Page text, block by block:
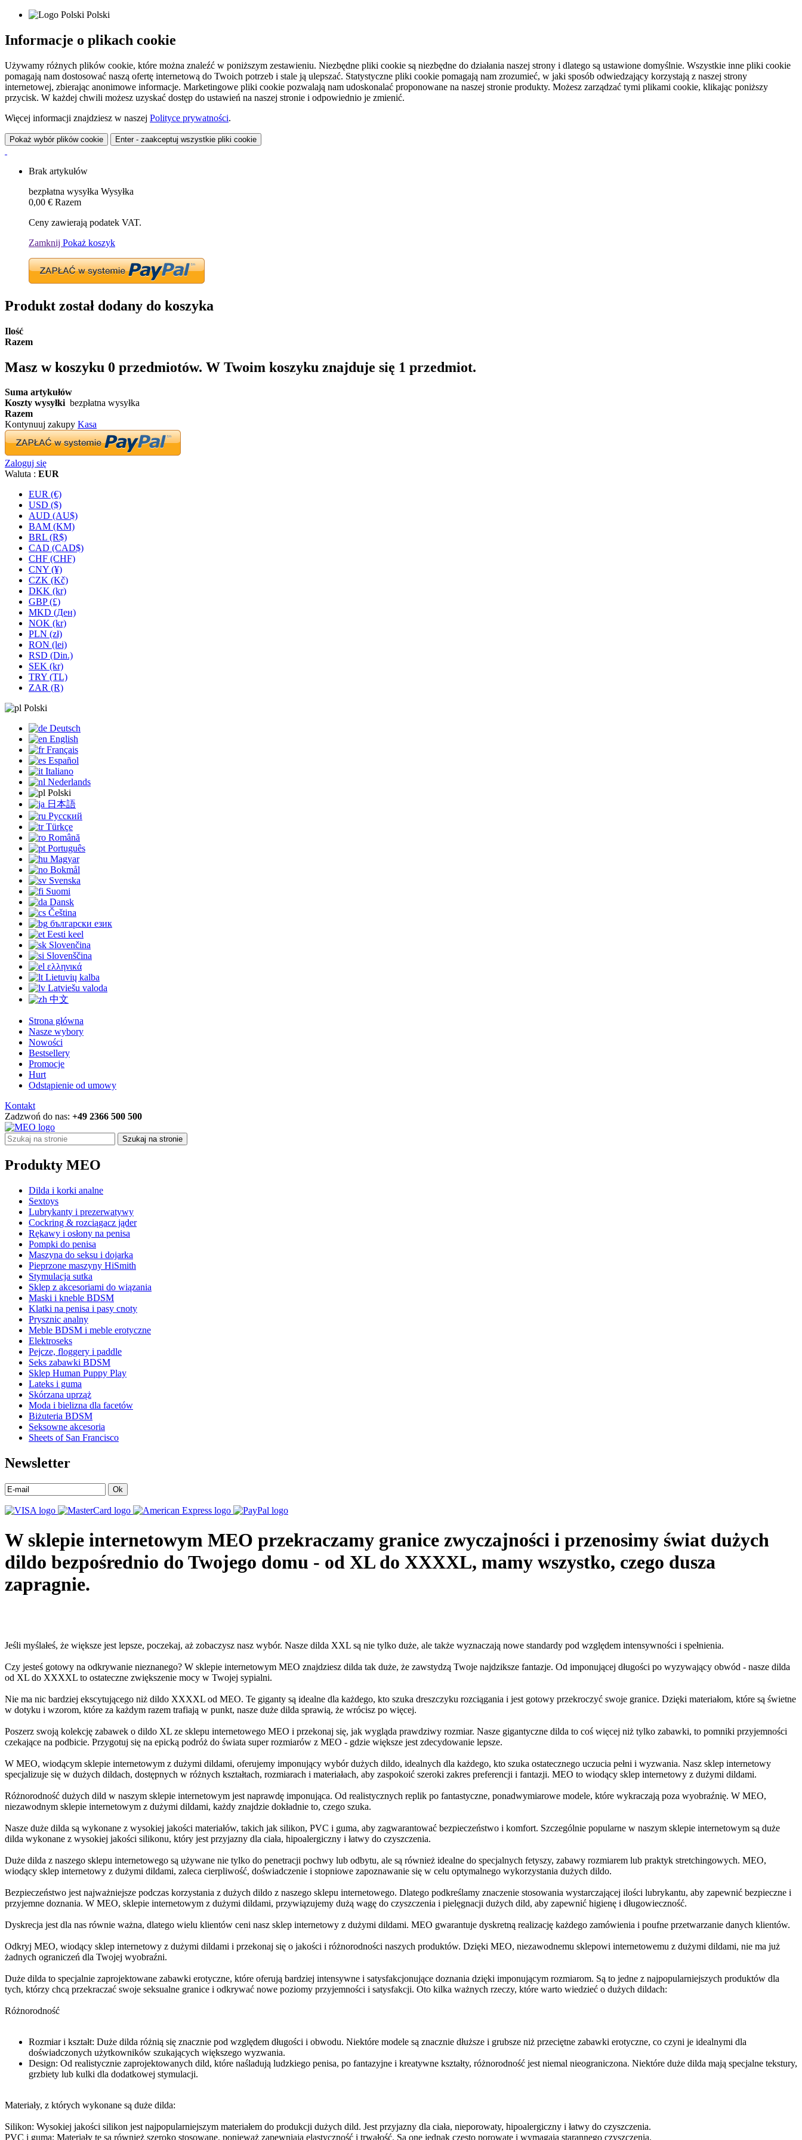
Polski
Informacje o plikach cookie
Używamy różnych plików cookie, które można znaleźć w poniższym zestawieniu. Niezbędne pliki cookie są niezbędne do działania naszej strony i dlatego są ustawione domyślnie. Wszystkie inne pliki cookie
pomagają nam dostosować naszą ofertę internetową do Twoich potrzeb i stale ją ulepszać. Statystyczne pliki cookie pomagają nam zrozumieć, w jaki sposób odwiedzający korzystają z naszej strony
internetowej, zbierając anonimowe informacje. Marketingowe pliki cookie pozwalają nam udoskonalać proponowane na naszej stronie produkty. Możesz zarządzać tymi plikami cookie, klikając poniższy
przycisk. W każdej chwili możesz uzyskać dostęp do ustawień na naszej stronie i odpowiednio je zmienić.
Więcej informacji znajdziesz w naszej Polityce prywatności.
Pokaż wybór plików cookie Enter - zaakceptuj wszystkie pliki cookie
Brak artykułów
bezpłatna wysyłka Wysyłka
0,00 € Razem
Ceny zawierają podatek VAT.
Zamknij Pokaż koszyk
Produkt został dodany do koszyka
Ilość
Razem
Masz w koszyku 0 przedmiotów. W Twoim koszyku znajduje się 1 przedmiot.
Suma artykułów
Koszty wysyłki bezpłatna wysyłka
Razem
Kontynuuj zakupy Kasa
Zaloguj się
Waluta : EUR
EUR (€)
USD ($)
AUD (AU$)
BAM (KM)
BRL (R$)
CAD (CAD$)
CHF (CHF)
CNY (¥)
CZK (Kč)
DKK (kr)
GBP (£)
MKD (Ден)
NOK (kr)
PLN (zł)
RON (lei)
RSD (Din.)
SEK (kr)
TRY (TL)
ZAR (R)
Polski
Deutsch
English
Français
Español
Italiano
Nederlands
Polski
日本語
Русский
Türkçe
Română
Português
Magyar
Bokmål
Svenska
Suomi
Dansk
Čeština
български език
Eesti keel
Slovenčina
Slovenščina
ελληνικά
Lietuvių kalba
Latviešu valoda
中文
Strona główna
Nasze wybory
Nowości
Bestsellery
Promocje
Hurt
Odstąpienie od umowy
Kontakt
Zadzwoń do nas: +49 2366 500 500
Szukaj na stronie
Produkty MEO
Dilda i korki analne
Sextoys
Lubrykanty i prezerwatywy
Cockring & rozciągacz jąder
Rękawy i osłony na penisa
Pompki do penisa
Maszyna do seksu i dojarka
Pieprzone maszyny HiSmith
Stymulacja sutka
Sklep z akcesoriami do wiązania
Maski i kneble BDSM
Klatki na penisa i pasy cnoty
Prysznic analny
Meble BDSM i meble erotyczne
Elektroseks
Pejcze, floggery i paddle
Seks zabawki BDSM
Sklep Human Puppy Play
Lateks i guma
Skórzana uprząż
Moda i bielizna dla facetów
Biżuteria BDSM
Seksowne akcesoria
Sheets of San Francisco
Newsletter
Ok
W sklepie internetowym MEO przekraczamy granice zwyczajności i przenosimy świat dużych
dildo bezpośrednio do Twojego domu - od XL do XXXXL, mamy wszystko, czego dusza
zapragnie.
Jeśli myślałeś, że większe jest lepsze, poczekaj, aż zobaczysz nasz wybór. Nasze dilda XXL są nie tylko duże, ale także wyznaczają nowe standardy pod względem intensywności i spełnienia.
Czy jesteś gotowy na odkrywanie nieznanego? W sklepie internetowym MEO znajdziesz dilda tak duże, że zawstydzą Twoje najdziksze fantazje. Od imponującej długości po wyzywający obwód - nasze dilda
od XL do XXXXL to ostateczne zwiększenie mocy w Twojej sypialni.
Nie ma nic bardziej ekscytującego niż dildo XXXXL od MEO. Te giganty są idealne dla każdego, kto szuka dreszczyku rozciągania i jest gotowy przekroczyć swoje granice. Dzięki materiałom, które są świetne
w dotyku i wzorom, które za każdym razem trafiają w punkt, nasze duże dilda sprawią, że wrócisz po więcej.
Poszerz swoją kolekcję zabawek o dildo XL ze sklepu internetowego MEO i przekonaj się, jak wygląda prawdziwy rozmiar. Nasze gigantyczne dilda to coś więcej niż tylko zabawki, to pomniki przyjemności
czekające na podbicie. Przygotuj się na epicką podróż do świata super rozmiarów z MEO - gdzie większe jest zdecydowanie lepsze.
W MEO, wiodącym sklepie internetowym z dużymi dildami, oferujemy imponujący wybór dużych dildo, idealnych dla każdego, kto szuka ostatecznego uczucia pełni i wyzwania. Nasz sklep internetowy
specjalizuje się w dużych dildach, dostępnych w różnych kształtach, rozmiarach i materiałach, aby zaspokoić szeroki zakres preferencji i fantazji. MEO to wiodący sklep internetowy z dużymi dildami.
Różnorodność dużych dild w naszym sklepie internetowym jest naprawdę imponująca. Od realistycznych replik po fantastyczne, ponadwymiarowe modele, które wykraczają poza wyobraźnię. W MEO,
niezawodnym sklepie internetowym z dużymi dildami, każdy znajdzie dokładnie to, czego szuka.
Nasze duże dilda są wykonane z wysokiej jakości materiałów, takich jak silikon, PVC i guma, aby zagwarantować bezpieczeństwo i komfort. Szczególnie popularne w naszym sklepie internetowym są duże
dilda wykonane z wysokiej jakości silikonu, który jest przyjazny dla ciała, hipoalergiczny i łatwy do czyszczenia.
Duże dilda z naszego sklepu internetowego są używane nie tylko do penetracji pochwy lub odbytu, ale są również idealne do specjalnych fetyszy, zabawy rozmiarem lub praktyk stretchingowych. MEO,
wiodący sklep internetowy z dużymi dildami, zaleca cierpliwość, doświadczenie i stopniowe zapoznawanie się w celu optymalnego wykorzystania dużych dildo.
Bezpieczeństwo jest najważniejsze podczas korzystania z dużych dildo z naszego sklepu internetowego. Dlatego podkreślamy znaczenie stosowania wystarczającej ilości lubrykantu, aby zapewnić bezpieczne i
przyjemne doznania. W MEO, sklepie internetowym z dużymi dildami, przywiązujemy dużą wagę do czyszczenia i pielęgnacji dużych dild, aby zapewnić higienę i długowieczność.
Dyskrecja jest dla nas równie ważna, dlatego wielu klientów ceni nasz sklep internetowy z dużymi dildami. MEO gwarantuje dyskretną realizację każdego zamówienia i poufne przetwarzanie danych klientów.
Odkryj MEO, wiodący sklep internetowy z dużymi dildami i przekonaj się o jakości i różnorodności naszych produktów. Dzięki MEO, niezawodnemu sklepowi internetowemu z dużymi dildami, nie ma już
żadnych ograniczeń dla Twojej wyobraźni.
Duże dilda to specjalnie zaprojektowane zabawki erotyczne, które oferują bardziej intensywne i satysfakcjonujące doznania dzięki imponującym rozmiarom. Są to jedne z najpopularniejszych produktów dla
tych, którzy chcą przekraczać swoje seksualne granice i odkrywać nowe poziomy przyjemności i satysfakcji. Oto kilka ważnych rzeczy, które warto wiedzieć o dużych dildach:
Różnorodność
Rozmiar i kształt: Duże dilda różnią się znacznie pod względem długości i obwodu. Niektóre modele są znacznie dłuższe i grubsze niż przeciętne zabawki erotyczne, co czyni je idealnymi dla
doświadczonych użytkowników szukających większego wyzwania.
Design: Od realistycznie zaprojektowanych dild, które naśladują ludzkiego penisa, po fantazyjne i kreatywne kształty, różnorodność jest niemal nieograniczona. Niektóre duże dilda mają specjalne tekstury,
grzbiety lub kulki dla dodatkowej stymulacji.
Materiały, z których wykonane są duże dilda:
Silikon: Wysokiej jakości silikon jest najpopularniejszym materiałem do produkcji dużych dild. Jest przyjazny dla ciała, nieporowaty, hipoalergiczny i łatwy do czyszczenia.
PVC i guma: Materiały te są również szeroko stosowane, ponieważ zapewniają elastyczność i trwałość. Są one jednak często porowate i wymagają starannego czyszczenia.